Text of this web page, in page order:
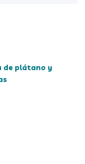
de plátano y